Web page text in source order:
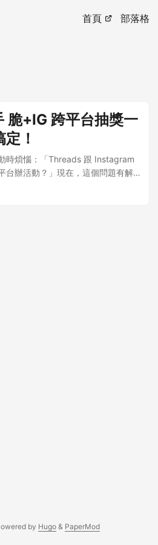
首頁 部落格
脆+IG 跨平台抽獎一
！
時煩惱：「Threads 跟 Instagram
台辦活動？」現在，這個問題有解
「脆+ig 跨平台一次抽獎」功能，
by Hugo& PaperMod